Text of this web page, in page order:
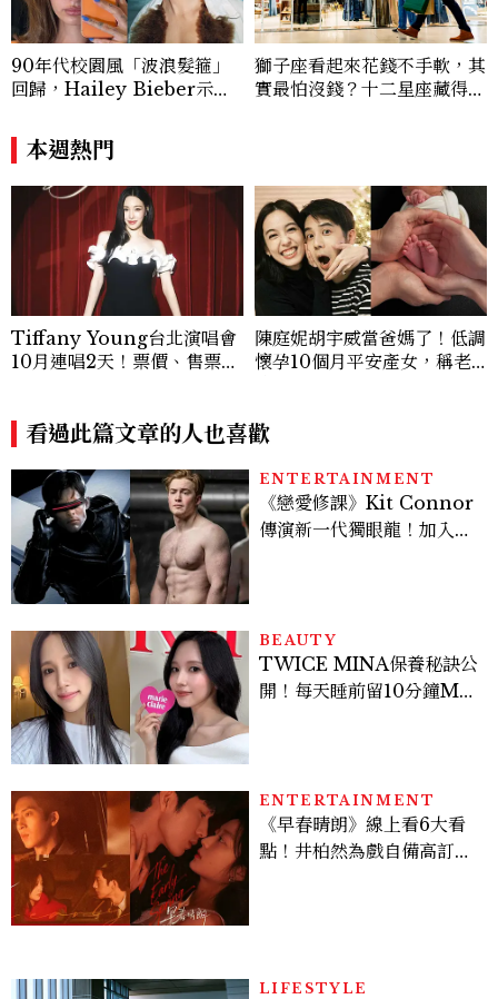
90年代校園風「波浪髮箍」
回歸，Hailey Bieber示範
u髮箍未開賣先爆紅！
獅子座看起來花錢不手軟，其
實最怕沒錢？十二星座藏得最
本週熱門
Tiffany Young台北演唱會
10月連唱2天！票價、售票時
陳庭妮胡宇威當爸媽了！低調
懷孕10個月平安產女，稱老
看過此篇文章的人也喜歡
ENTERTAINMENT
《戀愛修課》Kit Connor
傳演新一代獨眼龍！加入新
BEAUTY
TWICE MINA保養秘訣公
開！每天睡前留10分鐘ME
ENTERTAINMENT
《早春晴朗》線上看6大看
點！井柏然為戲自備高訂，
LIFESTYLE